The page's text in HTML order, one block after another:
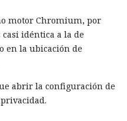
motor Chromium, por
casi idéntica a la de
en la ubicación de
abrir la configuración de